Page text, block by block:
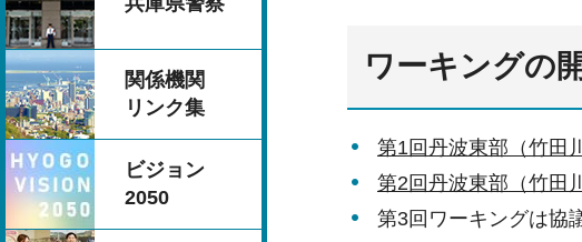
関係機関
リンク集
ビジョン
2050
ワーキングの
第1回丹波東部（竹田
第2回丹波東部（竹田
第3回ワーキングは協